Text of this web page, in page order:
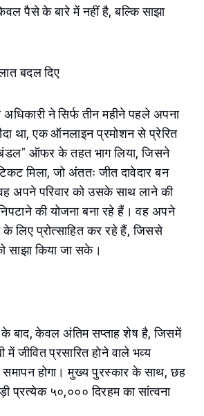
पैसे के बारे में नहीं है, बल्कि साझा
बदल दिए
ने सिर्फ तीन महीने पहले अपना
था, एक ऑनलाइन प्रमोशन से प्रेरित
ऑफर के तहत भाग लिया, जिसने
मिला, जो अंततः जीत दावेदार बन
अपने परिवार को उसके साथ लाने की
की योजना बना रहे हैं। वह अपने
के लिए प्रोत्साहित कर रहे हैं, जिससे
साझा किया जा सके।
के बाद, केवल अंतिम सप्ताह शेष है, जिसमें
जीवित प्रसारित होने वाले भव्य
होगा। मुख्य पुरस्कार के साथ, छह
प्रत्येक ५०,००० दिरहम का सांत्वना